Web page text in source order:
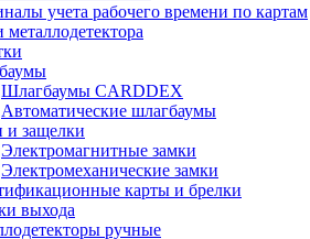
учета рабочего времени по картам
металлодетектора
Шлагбаумы CARDDEX
Автоматические шлагбаумы
и защелки
Электромагнитные замки
Электромеханические замки
карты и брелки
выхода
ручные